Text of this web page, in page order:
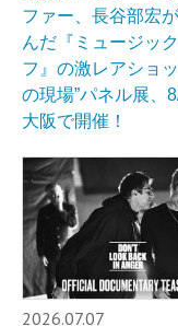
ファー、長谷部宏
んだ『ミュージッ
フ』の激レアショ
の現場”パネル展、
大阪で開催！
2026.07.07